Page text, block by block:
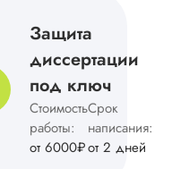
Защита
диссертации
под ключ
Стоимость
работы:
от 6000₽
Срок
написания:
от 2 дней
обосновали
методологию
исследования.
Благодарна за
помощь.